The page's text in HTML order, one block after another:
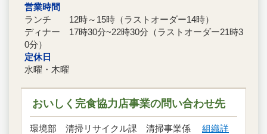
営業時間
ランチ 12時～15時（ラストオーダー14時）
ディナー 17時30分~22時30分（ラストオーダー21時3
0分）
定休日
水曜・木曜
おいしく完食協力店事業の問い合わせ先
環境部 清掃リサイクル課 清掃事業係 組織詳